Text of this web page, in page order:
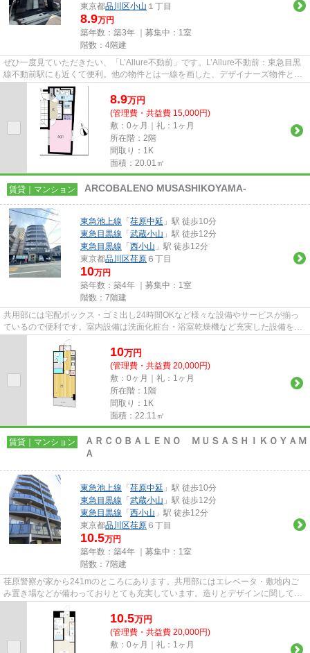
東京都品川区小山 １丁目
8.9万円
築年数：築3年 ｜募集中： 1室
階数：4階建
ぜひ一度見ていただきたい、「L’Allure不動前」です。L’Allure不動前：東急目黒
線不動前駅にも近くて便利。他の物件とは一線を画した、デザイナーズ物件とな
っております。利便性の高...
8.9万円
(管理費・共益費 15,000円)
敷：0ヶ月｜礼：1ヶ月
所在階：2階
間取り：1K
面積：20.01㎡
賃貸｜マンション ARCOBALENO MUSASHIKOYAMA-
東急池上線 「 荏原中延 」駅 徒歩10分
東急目黒線 「 武蔵小山 」駅 徒歩12分
東急目黒線 「 西小山 」駅 徒歩12分
東京都品川区荏原 ６丁目
10万円
築年数：築4年 ｜募集中： 1室
階数：7階建
共用部には宅配ボックス・ゴミ出し24時間OKなど様々な設備やサービスが揃っ
ているので便利です。室内設備は洗面化粧台・浴室乾燥機など充実した設備を備
え付けています。セキュリティ...
10万円
(管理費・共益費 20,000円)
敷：0ヶ月｜礼：1ヶ月
所在階：1階
間取り：1K
面積：22.11㎡
賃貸｜マンション
ＡＲＣＯＢＡＬＥＮＯ ＭＵＳＡＳＨＩＫＯＹＡＭ
Ａ
東急池上線 「 荏原中延 」駅 徒歩10分
東急目黒線 「 武蔵小山 」駅 徒歩12分
東急目黒線 「 西小山 」駅 徒歩12分
東京都品川区荏原 ６丁目
10.5万円
築年数：築4年 ｜募集中： 1室
階数：7階建
荏原警察が家から241mのところにあります。共用部にはエレベータ・敷地内ご
み置き場などが備わっておりとても充実しています。造りとデザインに関して、
10.5万円
(管理費・共益費 20,000円)
敷：0ヶ月｜礼：1ヶ月